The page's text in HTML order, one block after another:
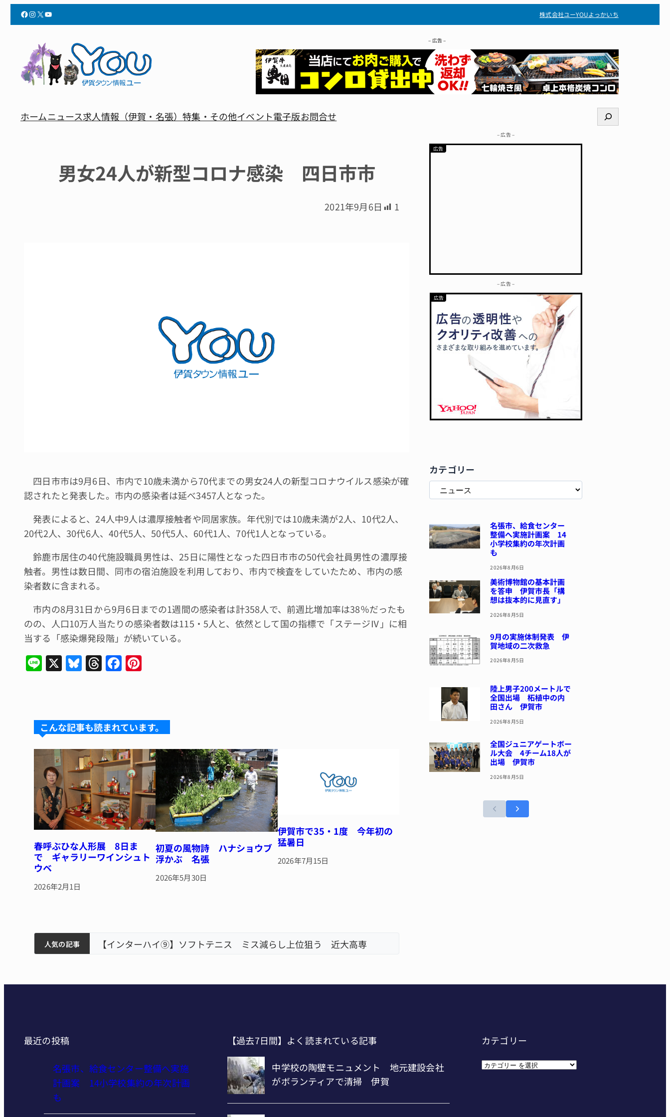
Facebook InstagramX YouTube 株式会社ユーYOUよっかいち
– 広告 –
ホームニュース求人情報（伊賀・名張）特集・その他イベント電子版お問合せ
検
索
男女24人が新型コロナ感染 四日市市
2021年9月6日 1
四日市市は9月6日、市内で10歳未満から70代までの男女24人の新型コロナウイルス感染が確
認されたと発表した。市内の感染者は延べ3457人となった。
発表によると、24人中9人は濃厚接触者や同居家族。年代別では10歳未満が2人、10代2人、
20代2人、30代6人、40代5人、50代5人、60代1人、70代1人となっている。
鈴鹿市居住の40代施設職員男性は、25日に陽性となった四日市市の50代会社員男性の濃厚接
触者。男性は数日間、同市の宿泊施設を利用しており、市内で検査をしていたため、市内の感
染者数に含まれる。
市内の8月31日から9月6日までの1週間の感染者は計358人で、前週比増加率は38％だったも
のの、人口10万人当たりの感染者数は115・5人と、依然として国の指標で「ステージⅣ」に相
当する「感染爆発段階」が続いている。
Li
n
X Bl
u
k
y
T
hr
d
s
F
a
b
o
o
k
st
こんな記事も読まれています。
春呼ぶひな人形展 8日ま
で ギャラリーワインシュト
ウベ
2026年2月1日
初夏の風物詩 ハナショウブ
浮かぶ 名張
2026年5月30日
伊賀市で35・1度 今年初の
猛暑日
2026年7月15日
人気の記事
ィアで清掃 伊賀
3回目の派遣 【インターハイ⑨】ソフトテニス ミス減らし上位狙う 近大高専
– 広告 –
– 広告 –
カテゴリー
名張市、給食センター
整備へ実施計画案 14
小学校集約の年次計画
も
2026年8月6日
美術博物館の基本計画
を答申 伊賀市長「構
想は抜本的に見直す」
2026年8月5日
9月の実施体制発表 伊
賀地域の二次救急
2026年8月5日
陸上男子200メートルで
全国出場 柘植中の内
田さん 伊賀市
2026年8月5日
全国ジュニアゲートボー
ル大会 4チーム18人が
出場 伊賀市
2026年8月5日
最近の投稿
名張市、給食センター整備へ実施
計画案 14小学校集約の年次計画
も
【過去7日間】よく読まれている記事
カテゴリー
カ